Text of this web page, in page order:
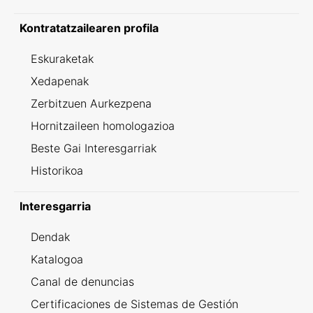
Kontratatzailearen profila
Eskuraketak
Xedapenak
Zerbitzuen Aurkezpena
Hornitzaileen homologazioa
Beste Gai Interesgarriak
Historikoa
Interesgarria
Dendak
Katalogoa
Canal de denuncias
Certificaciones de Sistemas de Gestión